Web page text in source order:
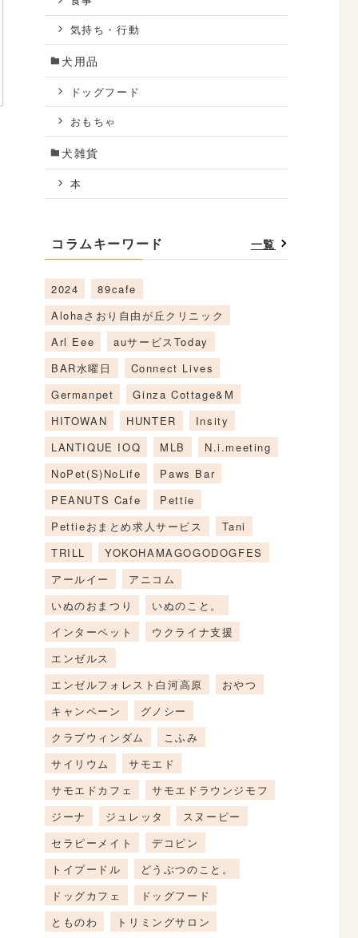
気持ち・行動
犬用品
ドッグフード
おもちゃ
犬雑貨
本
コラムキーワード 一覧
2024
89cafe
Alohaさおり自由が丘クリニック
Arl Eee
auサービスToday
BAR水曜日
Connect Lives
Germanpet
Ginza Cottage&M
HITOWAN
HUNTER
Insity
LANTIQUE IOQ
MLB
N.i.meeting
NoPet(S)NoLife
Paws Bar
PEANUTS Cafe
Pettie
Pettieおまとめ求人サービス
Tani
TRILL
YOKOHAMAGOGODOGFES
アールイー
アニコム
いぬのおまつり
いぬのこと。
インターペット
ウクライナ支援
エンゼルス
エンゼルフォレスト白河高原
おやつ
キャンペーン
グノシー
クラブウィンダム
こふみ
サイリウム
サモエド
サモエドカフェ
サモエドラウンジモフ
ジーナ
ジュレッタ
スヌーピー
セラピーメイト
デコピン
トイプードル
どうぶつのこと。
ドッグカフェ
ドッグフード
とものわ
トリミングサロン